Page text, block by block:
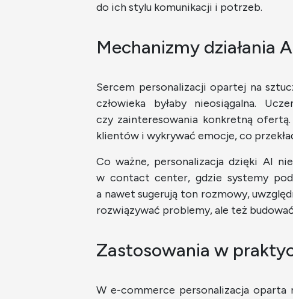
do ich stylu komunikacji i potrzeb.
Mechanizmy działania
Sercem personalizacji opartej na
człowieka byłaby nieosiągalna.
czy zainteresowania konkretną
klientów i wykrywać emocje, co
Co ważne, personalizacja dzięki AI
w contact center, gdzie systemy
a nawet sugerują ton rozmowy,
rozwiązywać problemy, ale też
Zastosowania w
W e-commerce personalizacja oparta